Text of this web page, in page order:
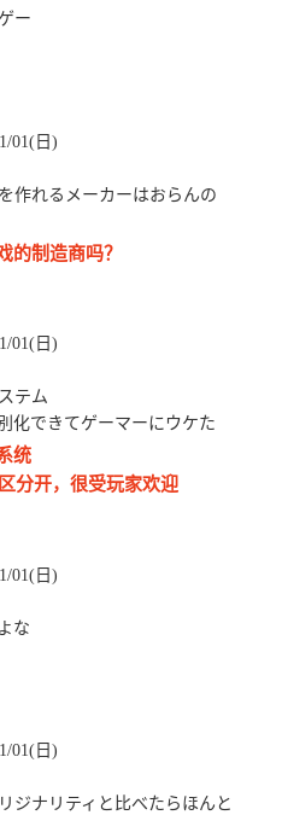
ー
01(日)
作れるメーカーはおらんの
的制造商吗？
01(日)
テム
化できてゲーマーにウケた
统
分开，很受玩家欢迎
01(日)
な
01(日)
ジナリティと比べたらほんと